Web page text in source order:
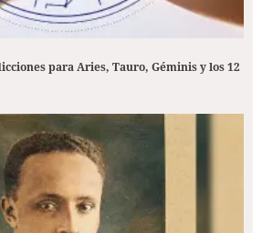
para Aries, Tauro, Géminis y los 12